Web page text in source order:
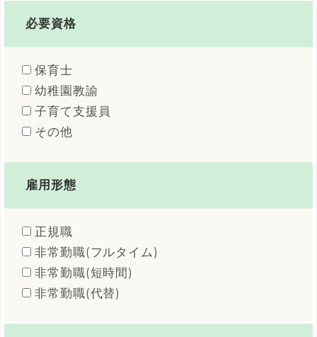
必要資格
保育士
幼稚園教諭
子育て支援員
その他
雇用形態
正規職
非常勤職(フルタイム)
非常勤職(短時間)
非常勤職(代替)